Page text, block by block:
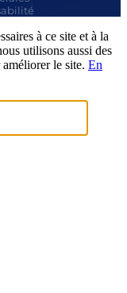
à ce site et à la
utilisons aussi des
le site. En